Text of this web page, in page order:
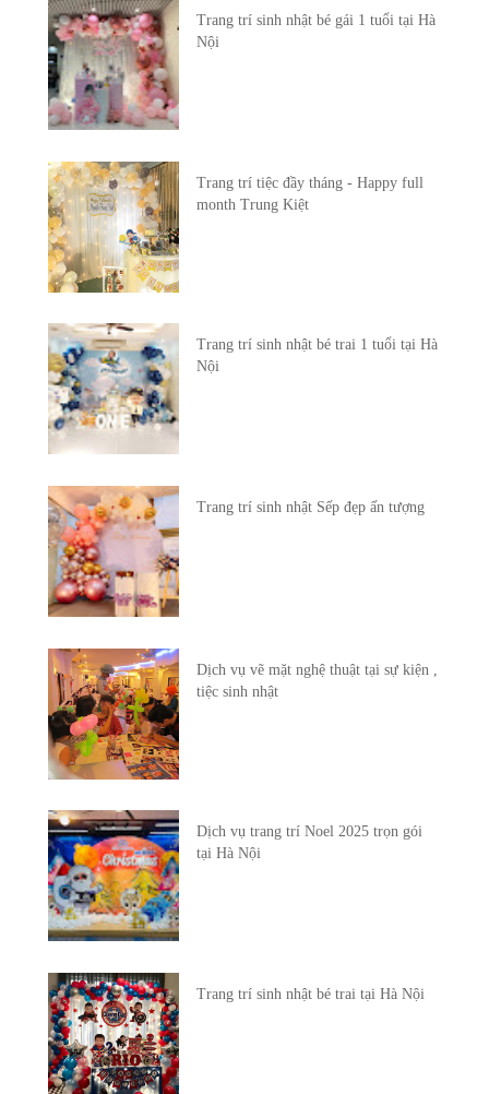
Trang trí sinh nhật bé gái 1 tuổi tại Hà
Nội
Trang trí tiệc đầy tháng - Happy full
month Trung Kiệt
Trang trí sinh nhật bé trai 1 tuổi tại Hà
Nội
Trang trí sinh nhật Sếp đẹp ấn tượng
Dịch vụ vẽ mặt nghệ thuật tại sự kiện ,
tiệc sinh nhật
Dịch vụ trang trí Noel 2025 trọn gói
tại Hà Nội
Trang trí sinh nhật bé trai tại Hà Nội